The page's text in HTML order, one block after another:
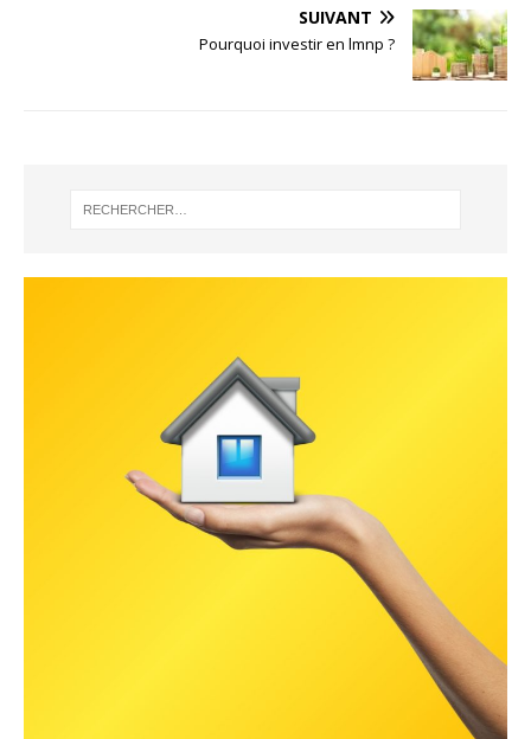
SUIVANT
Pourquoi investir en lmnp ?